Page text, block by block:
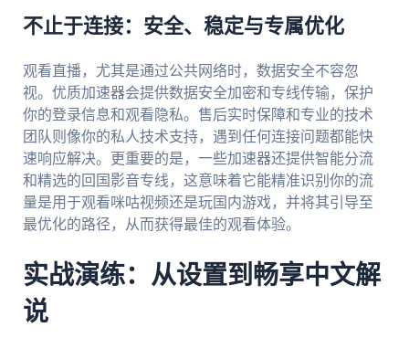
不止于连接：安全、稳定与专属优化
观看直播，尤其是通过公共网络时，数据安全不容忽
视。优质加速器会提供数据安全加密和专线传输，保护
你的登录信息和观看隐私。售后实时保障和专业的技术
团队则像你的私人技术支持，遇到任何连接问题都能快
速响应解决。更重要的是，一些加速器还提供智能分流
和精选的回国影音专线，这意味着它能精准识别你的流
量是用于观看咪咕视频还是玩国内游戏，并将其引导至
最优化的路径，从而获得最佳的观看体验。
实战演练：从设置到畅享中文解
说